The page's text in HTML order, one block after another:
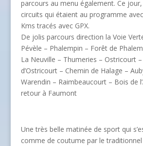
parcours au menu également. Ce
circuits qui étaient au programme
Kms tracés avec GPX.
De jolis parcours direction la Voie
Pévèle – Phalempin – Forêt de
La Neuville – Thumeries – Ostricourt
d’Ostricourt – Chemin de Halage –
Warendin – Raimbeaucourt – Bois de
retour à Faumont
Une très belle matinée de sport qui
comme de coutume par le